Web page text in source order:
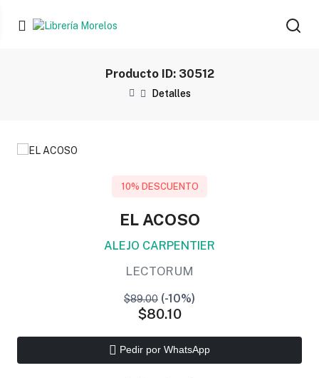
Producto ID: 30512
Detalles
10% DESCUENTO
EL ACOSO
ALEJO CARPENTIER
LECTORUM
$89.00 (-10%)
$80.10
Pedir por WhatsApp